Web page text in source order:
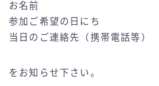
お名前
参加ご希望の日にち
当日のご連絡先（携帯電話等）
をお知らせ下さい。